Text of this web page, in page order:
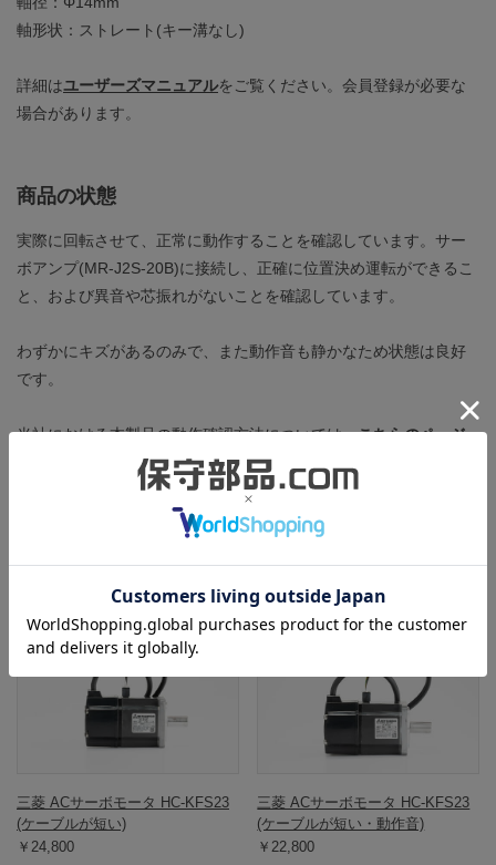
軸形状：ストレート(キー溝なし)
詳細はユーザーズマニュアルをご覧ください。会員登録が必要な
場合があります。
商品の状態
実際に回転させて、正常に動作することを確認しています。サー
ボアンプ(MR-J2S-20B)に接続し、正確に位置決め運転ができるこ
と、および異音や芯振れがないことを確認しています。
わずかにキズがあるのみで、また動作音も静かなため状態は良好
です。
当社における本製品の動作確認方法については、こちらのページ
で詳しく紹介しています。
三菱 ACサーボモータ HC-KFS23
(ケーブルが短い)
￥24,800
三菱 ACサーボモータ HC-KFS23
(ケーブルが短い・動作音)
￥22,800